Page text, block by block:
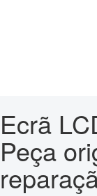
Ecrã
Peça